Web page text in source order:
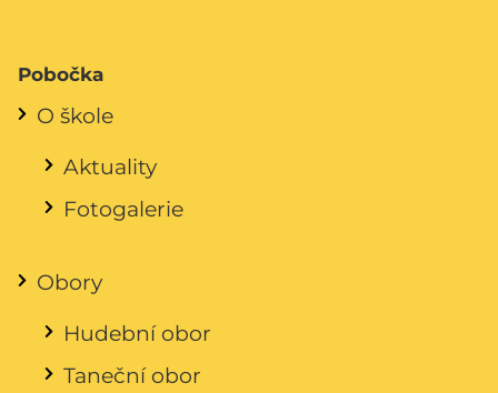
Pobočka
O škole
Aktuality
Fotogalerie
Obory
Hudební obor
Taneční obor